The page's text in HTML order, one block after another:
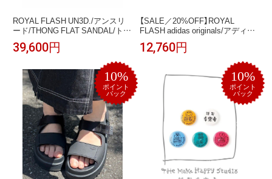
ROYAL FLASH UN3D./アンスリ
ード/THONG FLAT SANDAL/トン
グフラットサンダ ロイヤルフラ
ッシュ シューズ・靴 パンプス ブ
39,600円
【SALE／20%OFF】ROYAL
FLASH adidas originals/アディダ
ス オリジナルス/SAMBA OG
W/KI5719 ロイヤルフラッシュ シ
ューズ・靴 スニーカー ゴールド
12,760円
10%
ポイント
バック
10%
ポイント
バック